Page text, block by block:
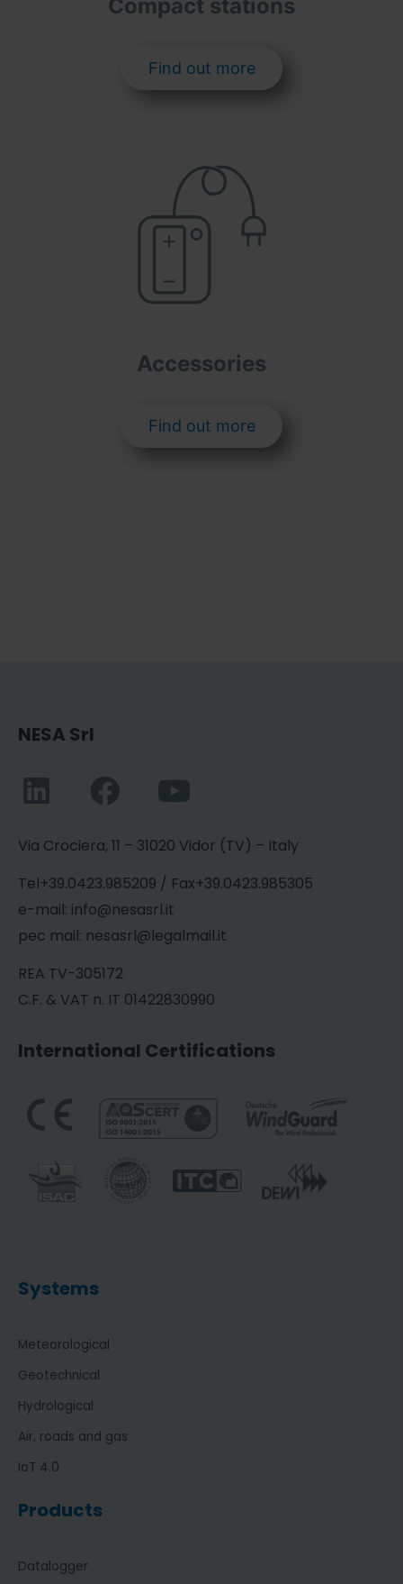
Compact stations
Find out more
Accessories
Find out more
NESA Srl
Via Crociera, 11 – 31020 Vidor (TV) – Italy
Tel+39.0423.985209 / Fax+39.0423.985305
e-mail: info@nesasrl.it
pec mail: nesasrl@legalmail.it
REA TV-305172
C.F. & VAT n. IT 01422830990
International Certifications
Systems
Meteorological
Geotechnical
Hydrological
Air, roads and gas
IoT 4.0
Products
Datalogger